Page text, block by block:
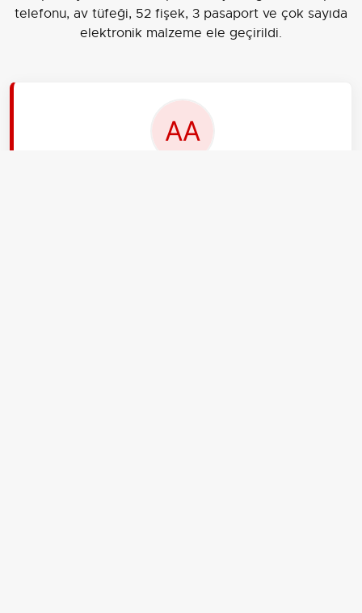
telefonu, av tüfeği, 52 fişek, 3 pasaport ve çok sayıda
elektronik malzeme ele geçirildi.